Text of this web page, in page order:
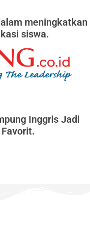
meningkatkan
siswa.
Inggris Jadi